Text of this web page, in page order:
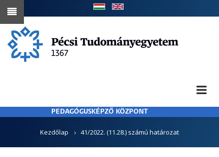
Ugrás
tartalomra
PEDAGÓGUSKÉPZŐ KÖZPONT
Kezdőlap 41/2022. (11.28.) számú határozat